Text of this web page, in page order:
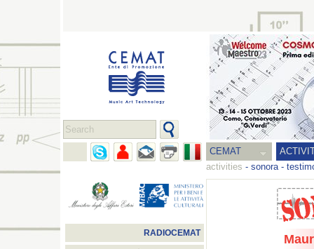
CEMAT
activities - sonora-
RADIOCEMAT